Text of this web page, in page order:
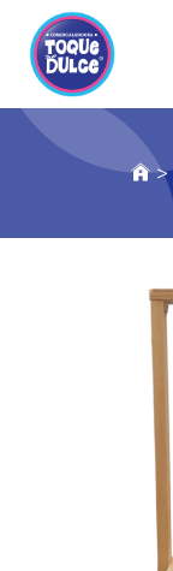
>